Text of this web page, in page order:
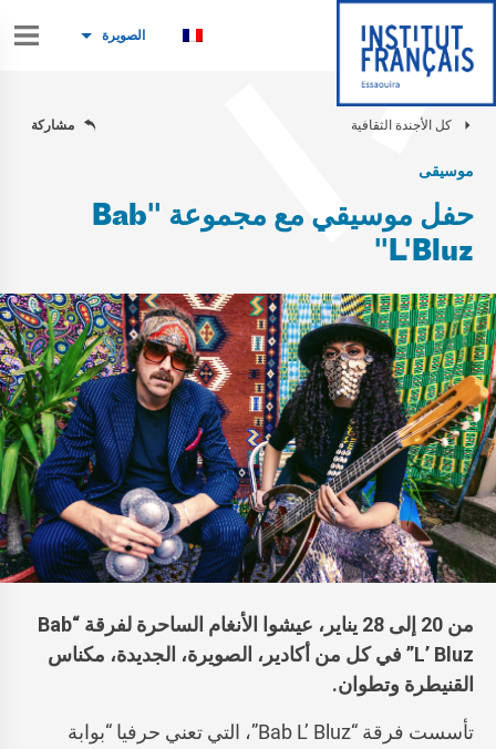
الصويرة
كل الأجندة الثقافية مشاركة
موسيقى
حفل موسيقي مع مجموعة "Bab
L'Bluz"
من 20 إلى 28 يناير، عيشوا الأنغام الساحرة لفرقة “Bab
L’ Bluz” في كل من أكادير، الصويرة، الجديدة، مكناس
القنيطرة وتطوان.
تأسست فرقة “Bab L’ Bluz”، التي تعني حرفيا “بوابة